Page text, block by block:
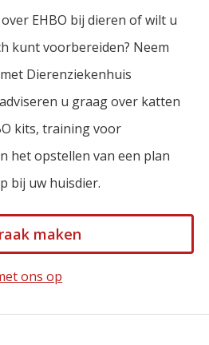
EHBO bij dieren of wilt u
kunt voorbereiden? Neem
Dierenziekenhuis
u graag over katten
kits, training voor
het opstellen van een plan
bij uw huisdier.
maken
ons op